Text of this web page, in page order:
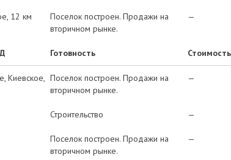
12 км
Поселок построен. Продажи на
вторичном рынке.
—
Готовность Стоимость
Киевское
Поселок построен. Продажи на
вторичном рынке.
—
Строительство —
Поселок построен. Продажи на
вторичном рынке.
—